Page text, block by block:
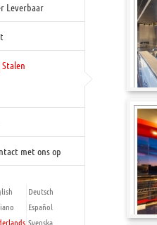
Leverbaar
met ons op
Deutsch
Español
Svenska